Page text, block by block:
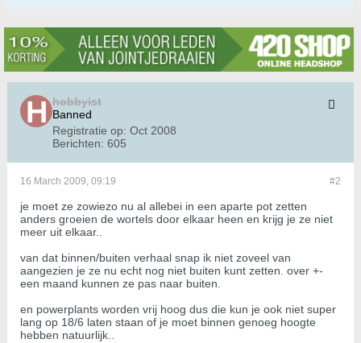
hobbyist
Banned
Registratie op: Oct 2008
Berichten: 605
#2
16 March 2009, 09:19
je moet ze zowiezo nu al allebei in een aparte pot zetten
anders groeien de wortels door elkaar heen en krijg je ze niet
meer uit elkaar..
van dat binnen/buiten verhaal snap ik niet zoveel van
aangezien je ze nu echt nog niet buiten kunt zetten. over +-
een maand kunnen ze pas naar buiten.
en powerplants worden vrij hoog dus die kun je ook niet super
lang op 18/6 laten staan of je moet binnen genoeg hoogte
hebben natuurlijk..